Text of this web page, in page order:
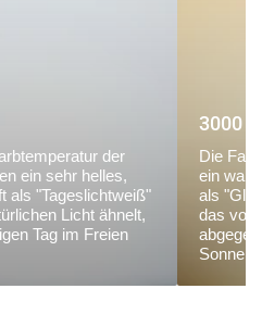
der
ein sehr helles,
als "Tageslichtweiß"
Licht ähnelt,
Tag im Freien
3000
Die
ein
als
das von